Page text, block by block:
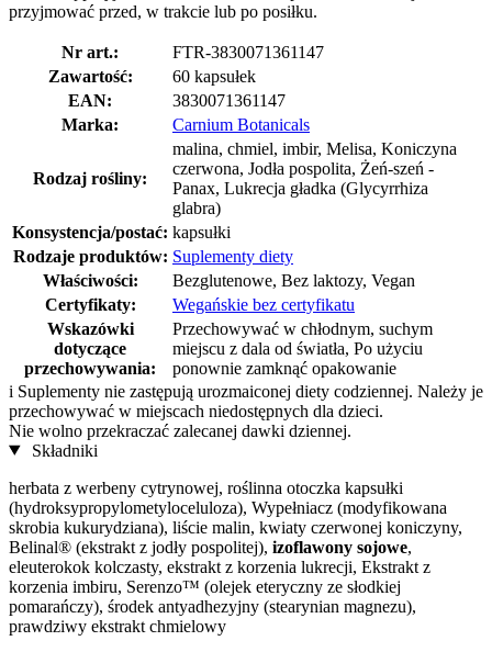
przyjmować przed, w trakcie lub po posiłku.
Nr art.:
FTR-3830071361147
Zawartość:
60 kapsułek
EAN:
3830071361147
Marka:
Carnium Botanicals
Rodzaj rośliny:
malina, chmiel, imbir, Melisa, Koniczyna
czerwona, Jodła pospolita, Żeń-szeń -
Panax, Lukrecja gładka (Glycyrrhiza
glabra)
Konsystencja/postać: kapsułki
Rodzaje produktów: Suplementy diety
Właściwości:
Bezglutenowe, Bez laktozy, Vegan
Certyfikaty:
Wegańskie bez certyfikatu
Wskazówki
dotyczące
przechowywania:
Przechowywać w chłodnym, suchym
miejscu z dala od światła, Po użyciu
ponownie zamknąć opakowanie
i Suplementy nie zastępują urozmaiconej diety codziennej. Należy je
przechowywać w miejscach niedostępnych dla dzieci.
Nie wolno przekraczać zalecanej dawki dziennej.
Składniki
herbata z werbeny cytrynowej, roślinna otoczka kapsułki
(hydroksypropylometyloceluloza), Wypełniacz (modyfikowana
skrobia kukurydziana), liście malin, kwiaty czerwonej koniczyny,
Belinal® (ekstrakt z jodły pospolitej), izoflawony sojowe,
eleuterokok kolczasty, ekstrakt z korzenia lukrecji, Ekstrakt z
korzenia imbiru, Serenzo™ (olejek eteryczny ze słodkiej
pomarańczy), środek antyadhezyjny (stearynian magnezu),
prawdziwy ekstrakt chmielowy